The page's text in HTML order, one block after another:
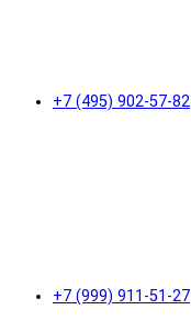
+7 (495) 902-57-82
+7 (999) 911-51-27